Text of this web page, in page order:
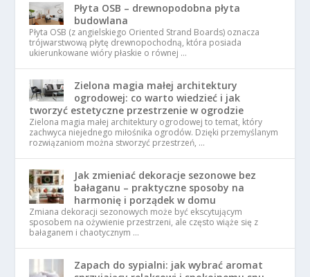
Płyta OSB – drewnopodobna płyta
budowlana
Płyta OSB (z angielskiego Oriented Strand Boards) oznacza
trójwarstwową płytę drewnopochodną, która posiada
ukierunkowane wióry płaskie o równej …
Zielona magia małej architektury
ogrodowej: co warto wiedzieć i jak
tworzyć estetyczne przestrzenie w ogrodzie
Zielona magia małej architektury ogrodowej to temat, który
zachwyca niejednego miłośnika ogrodów. Dzięki przemyślanym
rozwiązaniom można stworzyć przestrzeń, …
Jak zmieniać dekoracje sezonowe bez
bałaganu – praktyczne sposoby na
harmonię i porządek w domu
Zmiana dekoracji sezonowych może być ekscytującym
sposobem na ożywienie przestrzeni, ale często wiąże się z
bałaganem i chaotycznym …
Zapach do sypialni: jak wybrać aromat